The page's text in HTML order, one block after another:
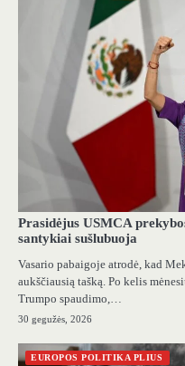
Prasidėjus USMCA
santykiai sušlubuoja
Vasario pabaigoje atrodė, kad
aukščiausią tašką. Po kelis
Trumpo spaudimo,…
30 gegužės, 2026
EUROPOS POLITIKA PLIUS